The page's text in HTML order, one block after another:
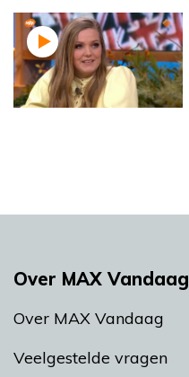
Over MAX Vandaag
Over MAX Vandaag
Veelgestelde vragen